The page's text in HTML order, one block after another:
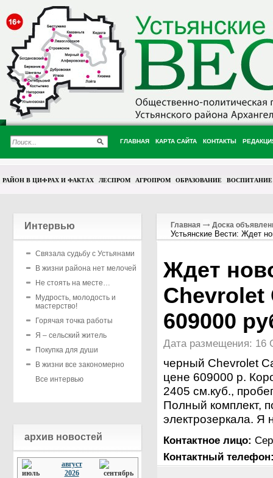
ГЛАВНАЯ КАРТА САЙТА КОНТАКТЫ
РАЙОН В ЦИФРАХ И ФАКТАХ ЛЕСПРОМ АГРОПРОМ ОБРАЗОВАНИЕ ВОСПИТАНИЕ
Интервью
Связала судьбу с Устьянами
В жизни района нет мелочей
Не стоять на месте…
Мудрость, молодость и
мастерство!
Горячая точка работы
Я – сельский житель
Покупка для души
В жизни все закономерно
Все интервью
архив новостей
август
2026
Главная Доска
Устьянские Вести: Ждет
Ждет
Chevrolet
609000
Дата размещения: 16
черный Chevrolet
цене 609000 р.
2405 см.куб.,
Полный комплект,
электрозеркала. Я
Контактное лицо:
Контактный